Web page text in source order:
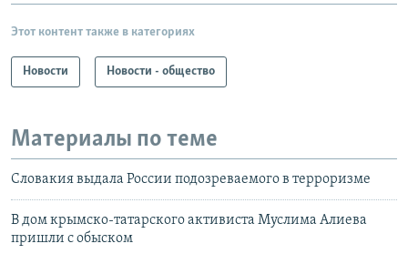
Этот контент также в категориях
Новости Новости - общество
Материалы по теме
Словакия выдала России подозреваемого в терроризме
В дом крымско-татарского активиста Муслима Алиева
пришли с обыском